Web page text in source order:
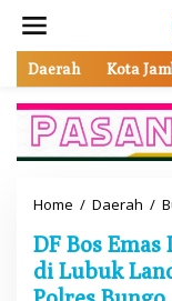
Daerah Kota
Home / Daerah /
DF Bos
di Lubuk